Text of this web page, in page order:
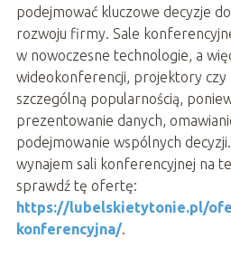
podejmować kluczowe decyzje
rozwoju firmy. Sale
w nowoczesne technologie, a
wideokonferencji, projektory czy
szczególną popularnością,
prezentowanie danych,
podejmowanie wspólnych
wynajem sali konferencyjnej na
sprawdź tę ofertę:
https://lubelskietytonie.pl/
konferencyjna/.